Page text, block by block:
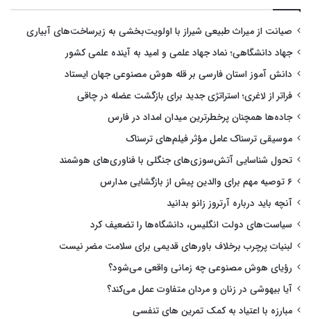
صیانت از میراث طبیعی شیراز با اولویت‌بخشی به زیرساخت‌های آبیاری
جهاد دانشگاهی؛ نماد جهاد علمی و امید به آینده علمی کشور
دانش آموز استان فارسی بر قله هوش مصنوعی جهان ایستاد
فراتر از لاغری؛ استراتژی جدید برای بازگشت عضله در چاقی
جاده‌ها همچنان پرخطرترین میدان امداد در فارس
موسیقی ترسناک عامل مؤثر فیلم‌های ترسناک
تحول شناسایی آتش‌سوزی‌های جنگلی با فناوری‌های هوشمند
۶ توصیه مهم برای والدین پیش از بازگشایی مدارس
آنچه باید درباره آرتروز زانو بدانید
سیاست‌های دولت انگلیس، دانشگاه‌ها را تضعیف کرد
لبنیات پرچرب برخلاف باورهای قدیمی برای سلامت مضر نیست
رؤیای هوش مصنوعی چه زمانی واقعی می‌شود؟
آیا بیهوشی در زنان و مردان متفاوت عمل می‌کند؟
مبارزه با اعتیاد به کمک تمرین های تنفسی